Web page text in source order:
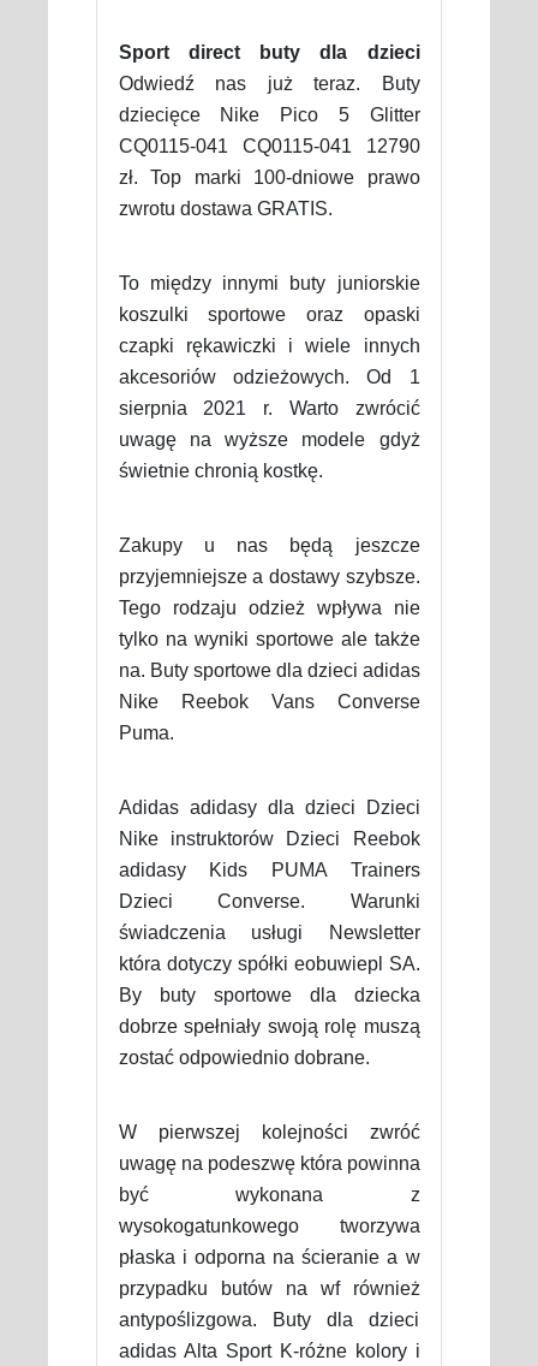
Sport direct buty dla dzieci
Odwiedź nas już teraz. Buty
dziecięce Nike Pico 5 Glitter
CQ0115-041 CQ0115-041 12790
zł. Top marki 100-dniowe prawo
zwrotu dostawa GRATIS.
To między innymi buty juniorskie
koszulki sportowe oraz opaski
czapki rękawiczki i wiele innych
akcesoriów odzieżowych. Od 1
sierpnia 2021 r. Warto zwrócić
uwagę na wyższe modele gdyż
świetnie chronią kostkę.
Zakupy u nas będą jeszcze
przyjemniejsze a dostawy szybsze.
Tego rodzaju odzież wpływa nie
tylko na wyniki sportowe ale także
na. Buty sportowe dla dzieci adidas
Nike Reebok Vans Converse
Puma.
Adidas adidasy dla dzieci Dzieci
Nike instruktorów Dzieci Reebok
adidasy Kids PUMA Trainers
Dzieci Converse. Warunki
świadczenia usługi Newsletter
która dotyczy spółki eobuwiepl SA.
By buty sportowe dla dziecka
dobrze spełniały swoją rolę muszą
zostać odpowiednio dobrane.
W pierwszej kolejności zwróć
uwagę na podeszwę która powinna
być wykonana z
wysokogatunkowego tworzywa
płaska i odporna na ścieranie a w
przypadku butów na wf również
antypoślizgowa. Buty dla dzieci
adidas Alta Sport K-różne kolory i